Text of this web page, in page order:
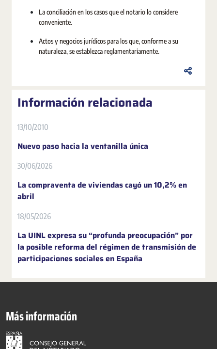
La conciliación en los casos que el notario lo considere
conveniente.
Actos y negocios jurídicos para los que, conforme a su
naturaleza, se establezca reglamentariamente.
Información relacionada
13/10/2010
Nuevo paso hacia la ventanilla única
30/06/2026
La compraventa de viviendas cayó un 10,2% en
abril
18/05/2026
La UINL expresa su “profunda preocupación” por
la posible reforma del régimen de transmisión de
participaciones sociales en España
Más información